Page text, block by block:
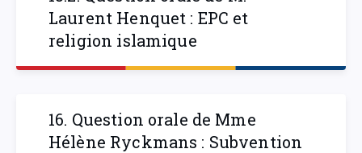
Laurent Henquet : EPC et
religion islamique
16. Question orale de Mme
Hélène Ryckmans : Subvention